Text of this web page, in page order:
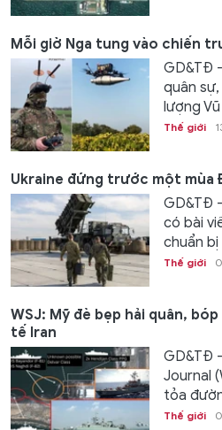
Mỗi giờ Nga tung vào chiến
GD&TĐ
quân
lượng
Thế giới
Ukraine đứng trước một mùa
GD&TĐ
có bài
chuẩn
Thế giới
WSJ: Mỹ đè bẹp hải quân,
tế Iran
GD&TĐ
Journal
tỏa
Thế giới